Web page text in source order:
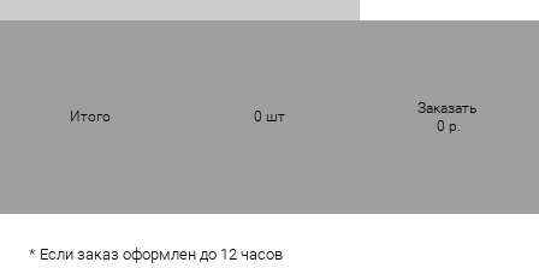
Итого 0 шт
Заказать
0 р.
* Если заказ оформлен до 12 часов